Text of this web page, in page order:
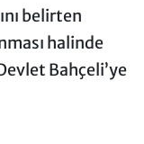
belirten
halinde
Bahçeli’ye